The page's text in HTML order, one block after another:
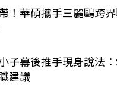
！華碩攜手三麗鷗跨
子幕後推手現身說法：
建議